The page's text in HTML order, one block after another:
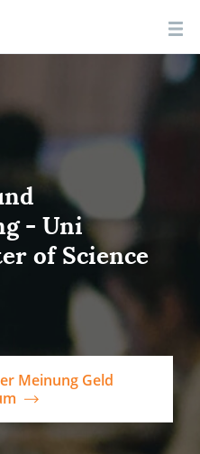
- Uni
of Science
Meinung Geld